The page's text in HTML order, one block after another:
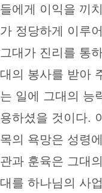
들에게 이익을 끼
가 정당하게 이루
그대가 진리를 통
대의 봉사를 받아
는 일에 그대의 능
용하셨을 것이다.
목의 욕망은 성령
관과 훈육은 그대
대를 하나님의 사